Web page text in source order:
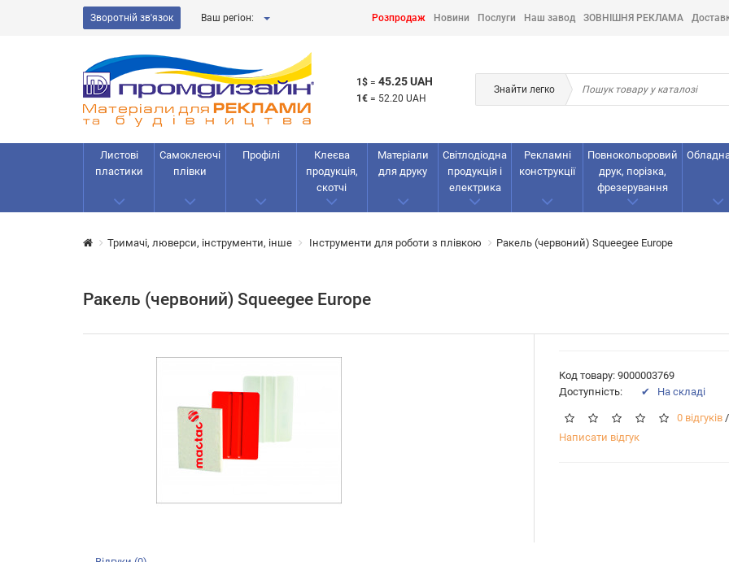
Зворотній зв'язок Ваш регіон: Розпродаж Новини Послуги Наш завод ЗОВНІШНЯ РЕКЛАМА
1$ = 45.25 UAH
1€ = 52.20 UAH
Знайти легко
Листові
пластики
Самоклеючі
плівки
Профілі
Клеєва
продукція,
скотчі
Матеріали
для друку
Світлодіодна
продукція і
електрика
Рекламнi
конструкції
Повнокольоровий
друк, порізка,
фрезерування
Тримачі, люверси, інструменти, інше Інструменти для роботи з плівкою Ракель (червоний) Squeegee Europe
Ракель (червоний) Squeegee Europe
Код товару: 9000003769
Доступність:
✔ На складі
0 відгуків /
Написати відгук